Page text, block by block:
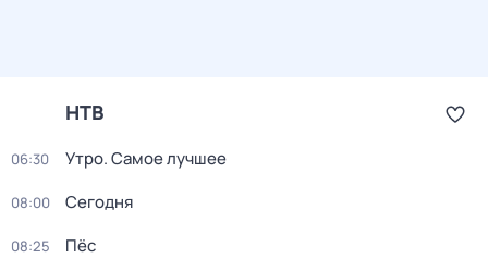
НТВ
06:30 Утро. Самое лучшее
08:00 Сегодня
08:25 Пёс